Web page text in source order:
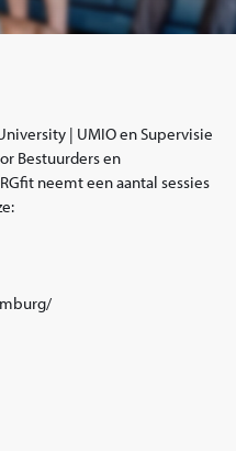
| UMIO en Supervisie
Bestuurders en
neemt een aantal sessies